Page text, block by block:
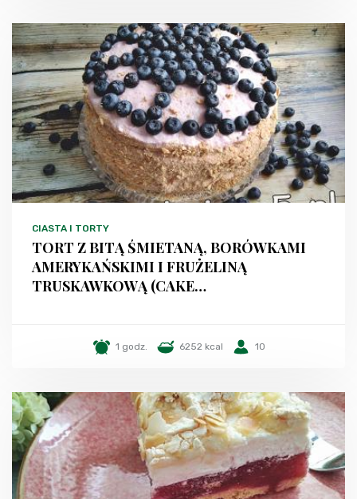
CIASTA I TORTY
TORT Z BITĄ ŚMIETANĄ, BORÓWKAMI
AMERYKAŃSKIMI I FRUŻELINĄ
TRUSKAWKOWĄ (CAKE…
1 godz. 6252 kcal 10